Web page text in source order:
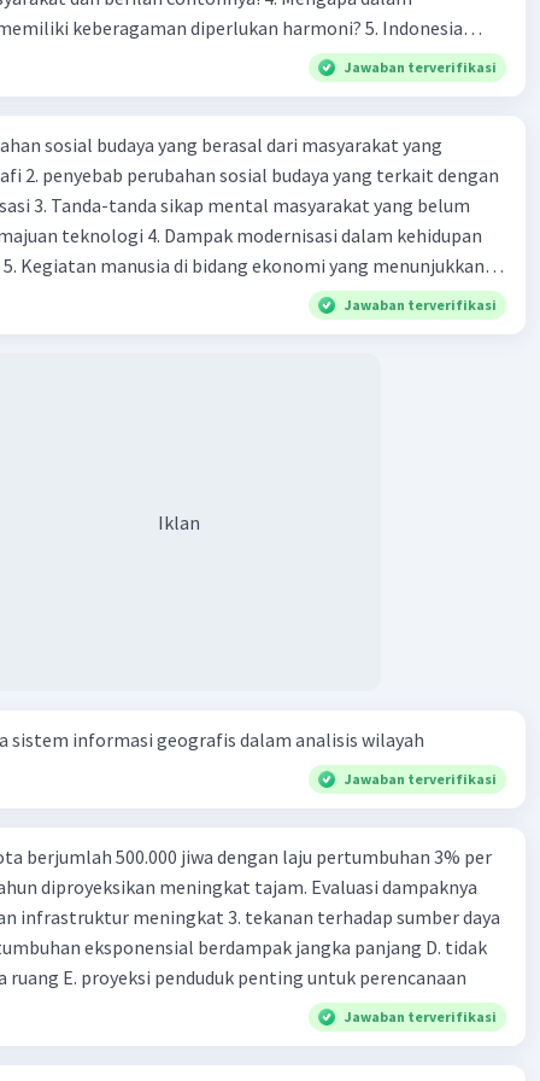
keberagaman diperlukan harmoni? 5. Indonesia
yang kaya akan keberagaman baik dilihat dari agama, suku,
Berdasarkan pernyataan tersebut, apa yang dapat
Jawaban terverifikasi
sosial budaya yang berasal dari masyarakat yang
2. penyebab perubahan sosial budaya yang terkait dengan
3. Tanda-tanda sikap mental masyarakat yang belum
teknologi 4. Dampak modernisasi dalam kehidupan
Kegiatan manusia di bidang ekonomi yang menunjukkan
modernisasi 6. Contoh pengaruh modernisasi di bidang ilmu
pendidikan terhadap pola pikir masyarakat 7. Konsep
sebuah benda bisa dikatakan sebagai uang 14. maksud token
non bank yang memiliki fungsi sebagai penggerak investasi
dan memasukan surat berharga 24. Nama lembaga
Jawaban terverifikasi
Iklan
sistem informasi geografis dalam analisis wilayah
Jawaban terverifikasi
berjumlah 500.000 jiwa dengan laju pertumbuhan 3% per
diproyeksikan meningkat tajam. Evaluasi dampaknya
infrastruktur meningkat 3. tekanan terhadap sumber daya
eksponensial berdampak jangka panjang D. tidak
E. proyeksi penduduk penting untuk perencanaan
Jawaban terverifikasi